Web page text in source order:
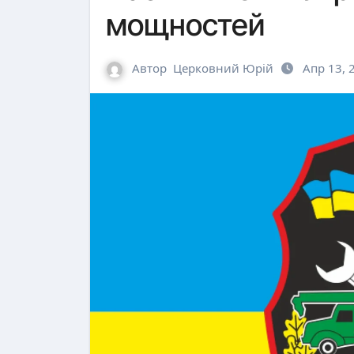
мощностей
Автор Церковний Юрій Апр 13,